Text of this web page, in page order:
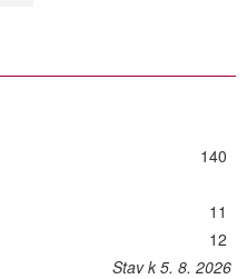
140
11
12
Stav k 5. 8. 2026